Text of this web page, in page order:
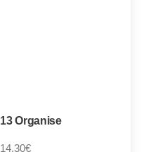
13 Organise
14,30€